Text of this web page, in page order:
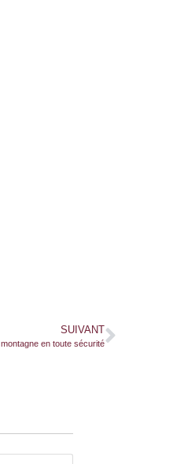
SUIVANT
en toute sécurité